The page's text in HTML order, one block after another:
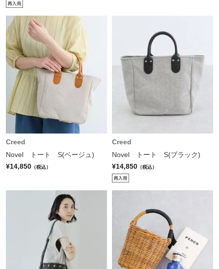
Creed
Novel トート S(ベージュ)
¥14,850 （税込）
Creed
Novel トート S(ブラック)
¥14,850 （税込）